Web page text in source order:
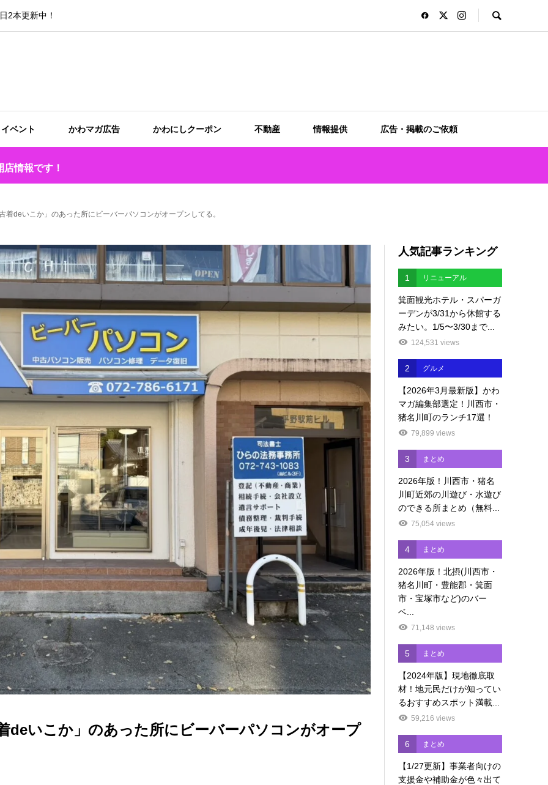
2本更新中！
イベント かわマガ広告 かわにしクーポン 不動産 情報提供 広告・掲載のご依頼
情報です！
着deいこか」のあった所にビーバーパソコンがオープンしてる。
deいこか」のあった所にビーバーパソコンがオープ
人気記事ランキング
1 リニューアル
箕面観光ホテル・スパーガ
ーデンが3/31から休館する
みたい。1/5〜3/30まで...
124,531 views
2 グルメ
【2026年3月最新版】かわ
マガ編集部選定！川西市・
猪名川町のランチ17選！
79,899 views
3 まとめ
2026年版！川西市・猪名
川町近郊の川遊び・水遊び
のできる所まとめ（無料...
75,054 views
4 まとめ
2026年版！北摂(川西市・
猪名川町・豊能郡・箕面
市・宝塚市など)のバー
ベ...
71,148 views
5 まとめ
【2024年版】現地徹底取
材！地元民だけが知ってい
るおすすめスポット満載...
59,216 views
6 まとめ
【1/27更新】事業者向けの
支援金や補助金が色々出て